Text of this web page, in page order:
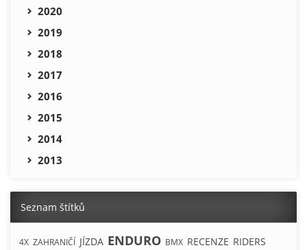
2020
2019
2018
2017
2016
2015
2014
2013
Seznam štítků
4X ZAHRANIČÍ JÍZDA ENDURO BMX RECENZE RIDERS